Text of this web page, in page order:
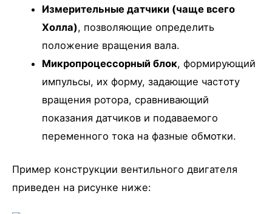
Измерительные датчики (чаще всего
Холла), позволяющие определить
положение вращения вала.
Микропроцессорный блок, формирующий
импульсы, их форму, задающие частоту
вращения ротора, сравнивающий
показания датчиков и подаваемого
переменного тока на фазные обмотки.
Пример конструкции вентильного двигателя
приведен на рисунке ниже: